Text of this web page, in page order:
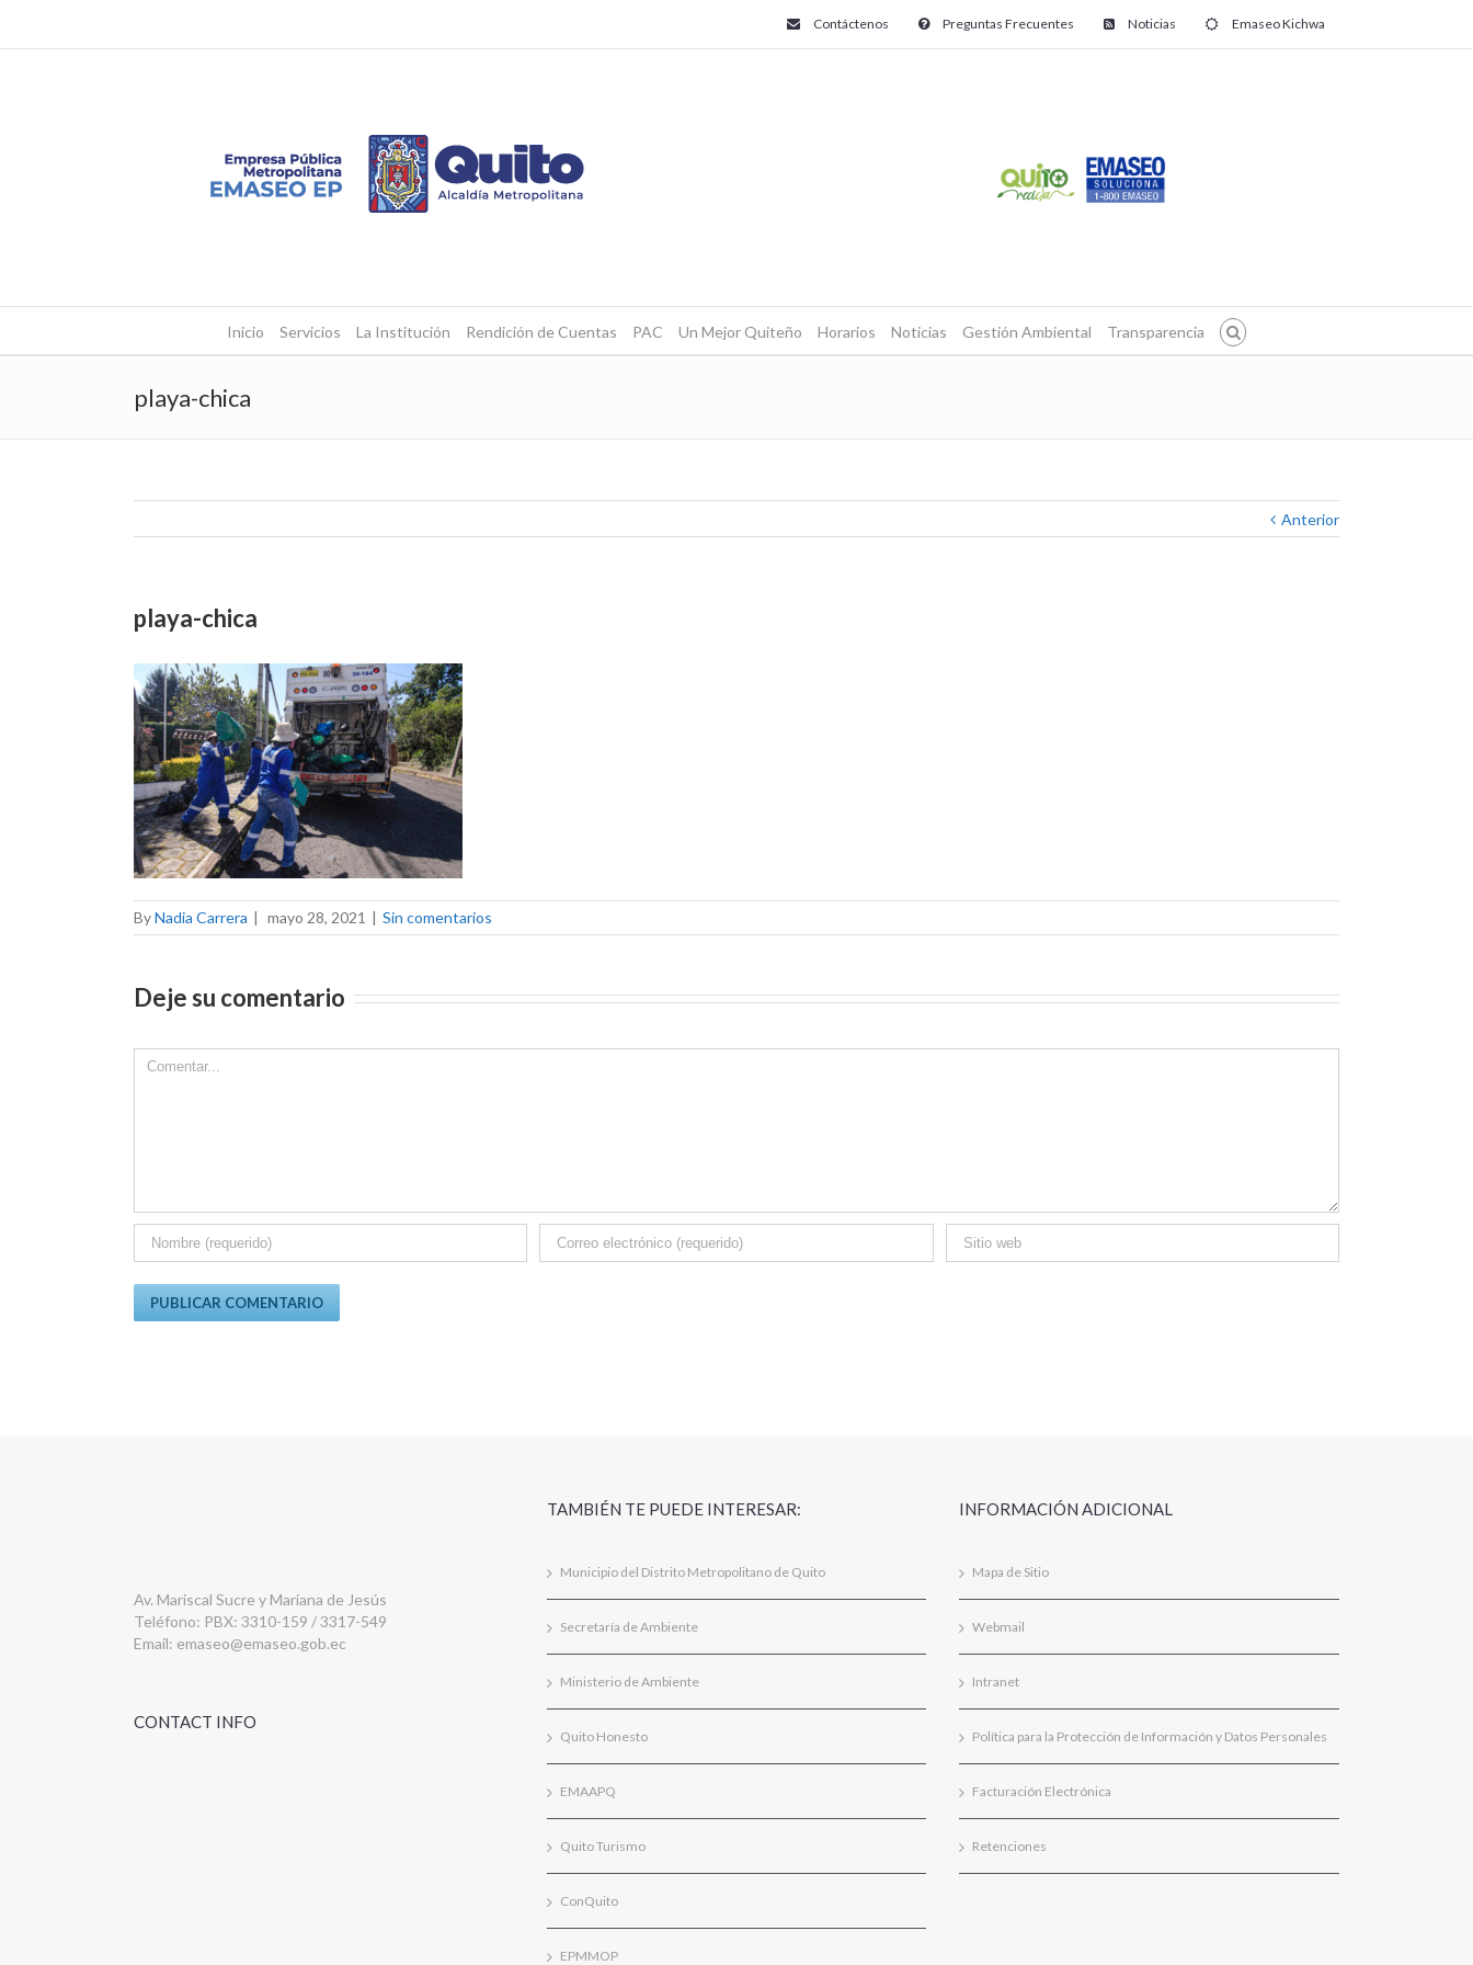
Contáctenos Preguntas Frecuentes Noticias Emaseo Kichwa
Inicio Servicios La Institución Rendición de Cuentas PAC Un Mejor Quiteño Horarios Noticias Gestión Ambiental Transparencia
playa-chica
Anterior
playa-chica
ByNadia Carrera | mayo 28, 2021 | Sin comentarios
Deje su comentario
Comment
Av. Mariscal Sucre y Mariana de Jesús
Teléfono: PBX: 3310-159 / 3317-549
Email: emaseo@emaseo.gob.ec
CONTACT INFO
TAMBIÉN TE PUEDE INTERESAR:
Municipio del Distrito Metropolitano de Quito
Secretaría de Ambiente
Ministerio de Ambiente
Quito Honesto
EMAAPQ
Quito Turismo
ConQuito
EPMMOP
INFORMACIÓN ADICIONAL
Mapa de Sitio
Webmail
Intranet
Política para la Protección de Información y Datos Personales
Facturación Electrónica
Retenciones